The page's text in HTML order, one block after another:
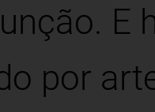
E
por